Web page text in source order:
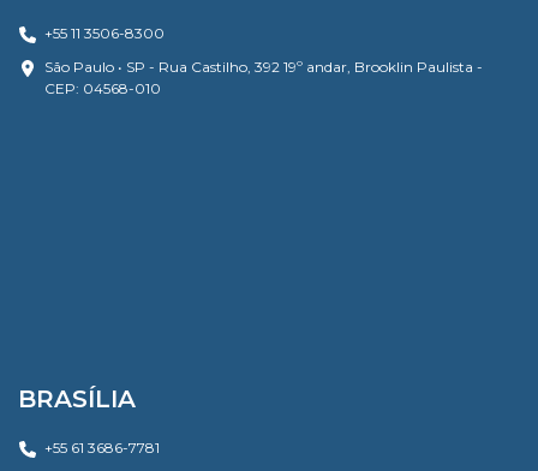
+55 11 3506-8300
São Paulo • SP - Rua Castilho, 392 19º andar, Brooklin Paulista -
CEP: 04568-010
BRASÍLIA
+55 61 3686-7781